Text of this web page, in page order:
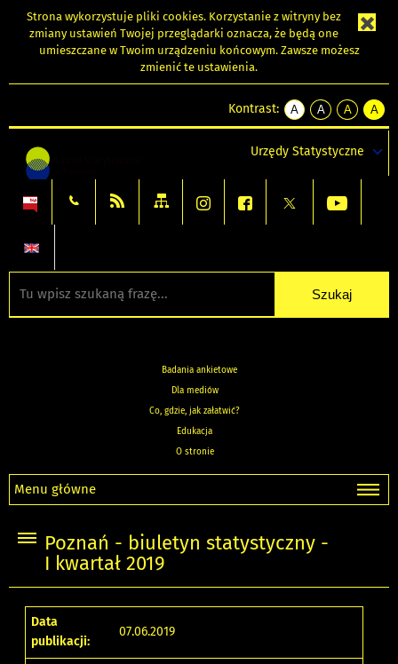
Strona wykorzystuje pliki cookies. Korzystanie z witryny bez
zmiany ustawień Twojej przeglądarki oznacza, że będą one
umieszczane w Twoim urządzeniu końcowym. Zawsze możesz
zmienić te ustawienia.
Kontrast:
A
kontrast
A
kontrast
tekst
czarnym
A
kontrast
tekst
czarnym
A
tekst
żółtym
Urzędy Statystyczne
Badania ankietowe
Dla mediów
Co, gdzie, jak załatwić?
Edukacja
O stronie
Menu główne
Poznań - biuletyn statystyczny -
I kwartał 2019
Data
publikacji:
07.06.2019